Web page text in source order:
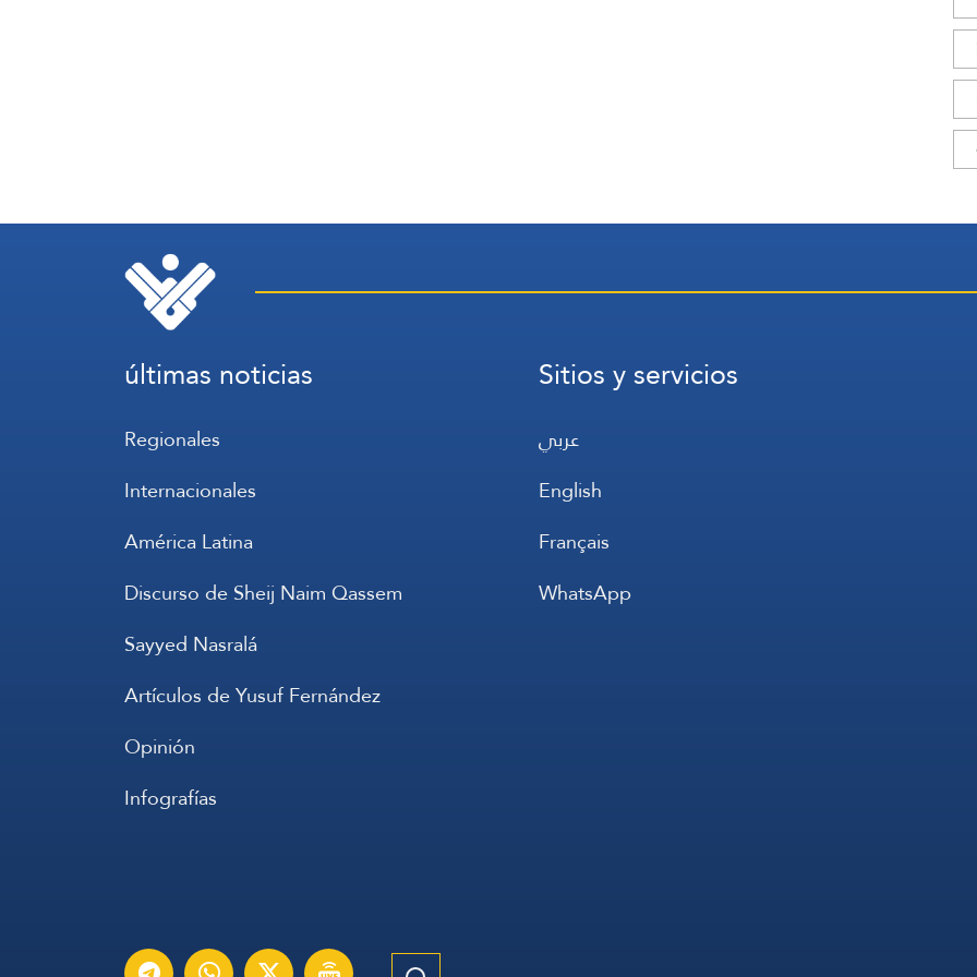
últimas noticias
Regionales
Internacionales
América Latina
Discurso de Sheij Naim Qassem
Sayyed Nasralá
Artículos de Yusuf Fernández
Opinión
Infografías
Sitios y servicios
عربي
English
Français
WhatsApp